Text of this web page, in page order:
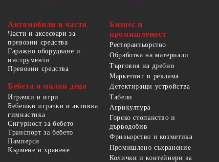
Автомобили и части
Части и аксесоари за
превозни средства
Гаражно оборудване и
инструменти
Превозни средства
Бебета и малки деца
Играчки и игри
Бебешки играчки и активна
гимнастика
Сигурност за бебето
Транспорт за бебето
Памперси
Кърмене и хранене
Бизнес и
промишленост
Ресторантьорство
Обработка на материали
Търговия на дребно
Маркетинг и реклама
Детектиращи устройства
Табели
Агрикултура
Горско стопанство и
дърводобив
Фризьорство и козметика
Промишлено съхранение
Колички и контейнери за